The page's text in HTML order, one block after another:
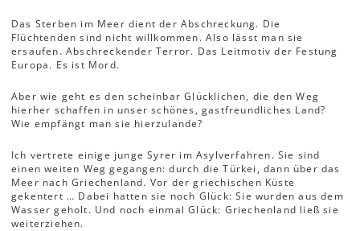
Das Sterben im Meer dient der Abschreckung. Die
Flüchtenden sind nicht willkommen. Also lässt man sie
ersaufen. Abschreckender Terror. Das Leitmotiv der Festung
Europa. Es ist Mord.
Aber wie geht es den scheinbar Glücklichen, die den Weg
hierher schaffen in unser schönes, gastfreundliches Land?
Wie empfängt man sie hierzulande?
Ich vertrete einige junge Syrer im Asylverfahren. Sie sind
einen weiten Weg gegangen: durch die Türkei, dann über das
Meer nach Griechenland. Vor der griechischen Küste
gekentert … Dabei hatten sie noch Glück: Sie wurden aus dem
Wasser geholt. Und noch einmal Glück: Griechenland ließ sie
weiterziehen.